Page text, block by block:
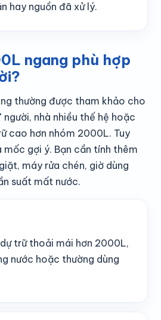
hay nguồn đã xử lý.
ngang phù hợp
thường được tham khảo cho
nhà nhiều thế hệ hoặc
cao hơn nhóm 2000L. Tuy
mốc gợi ý. Bạn cần tính thêm
máy rửa chén, giờ dùng
suất mất nước.
trữ thoải mái hơn 2000L,
nước hoặc thường dùng